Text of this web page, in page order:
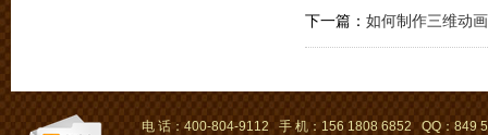
下一篇： 如何制作三维动
电 话：400-804-9112 手 机：156 1808 6852 QQ：849